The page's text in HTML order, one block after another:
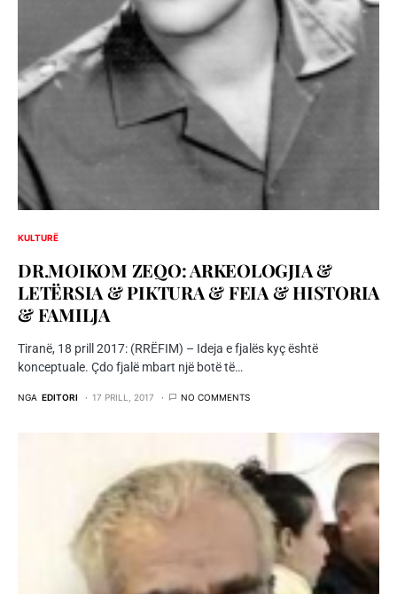
KULTURË
DR.MOIKOM ZEQO: ARKEOLOGJIA &
LETËRSIA & PIKTURA & FEIA & HISTORIA
& FAMILJA
Tiranë, 18 prill 2017: (RRËFIM) – Ideja e fjalës kyç është
konceptuale. Çdo fjalë mbart një botë të…
NGA EDITORI 17 PRILL, 2017 NO COMMENTS